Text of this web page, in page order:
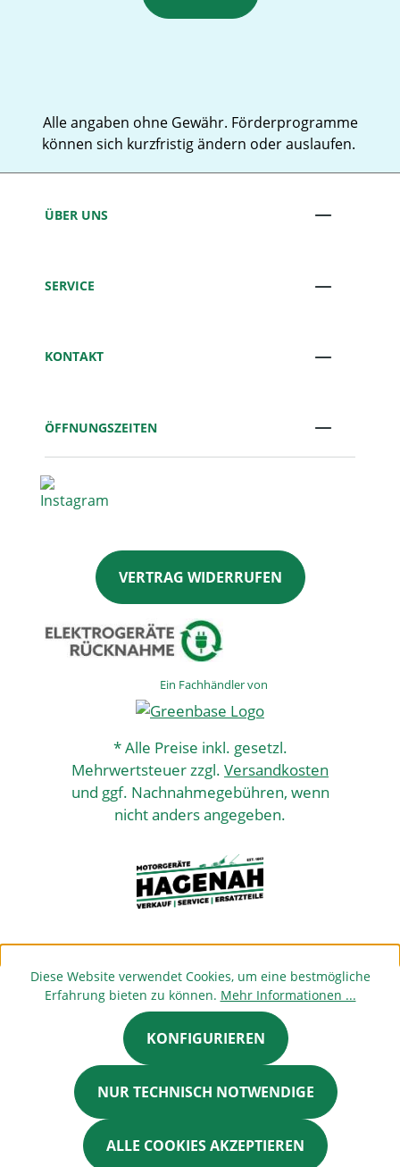
Alle angaben ohne Gewähr. Förderprogramme
können sich kurzfristig ändern oder auslaufen.
ÜBER UNS
SERVICE
KONTAKT
ÖFFNUNGSZEITEN
VERTRAG WIDERRUFEN
Ein Fachhändler von
* Alle Preise inkl. gesetzl.
Mehrwertsteuer zzgl. Versandkosten
und ggf. Nachnahmegebühren, wenn
nicht anders angegeben.
Diese Website verwendet Cookies, um eine bestmögliche
Erfahrung bieten zu können. Mehr Informationen ...
NUR TECHNISCH NOTWENDIGE
KONFIGURIEREN
ALLE COOKIES AKZEPTIEREN